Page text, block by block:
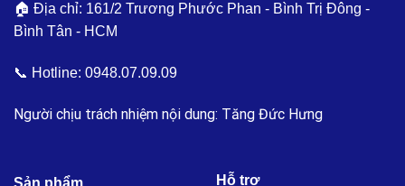
🏠 Địa chỉ: 161/2 Trương Phước Phan - Bình Trị Đông -
Bình Tân - HCM
📞 Hotline: 0948.07.09.09
Người chịu trách nhiệm nội dung: Tăng Đức Hưng
Sản phẩm Hỗ trợ